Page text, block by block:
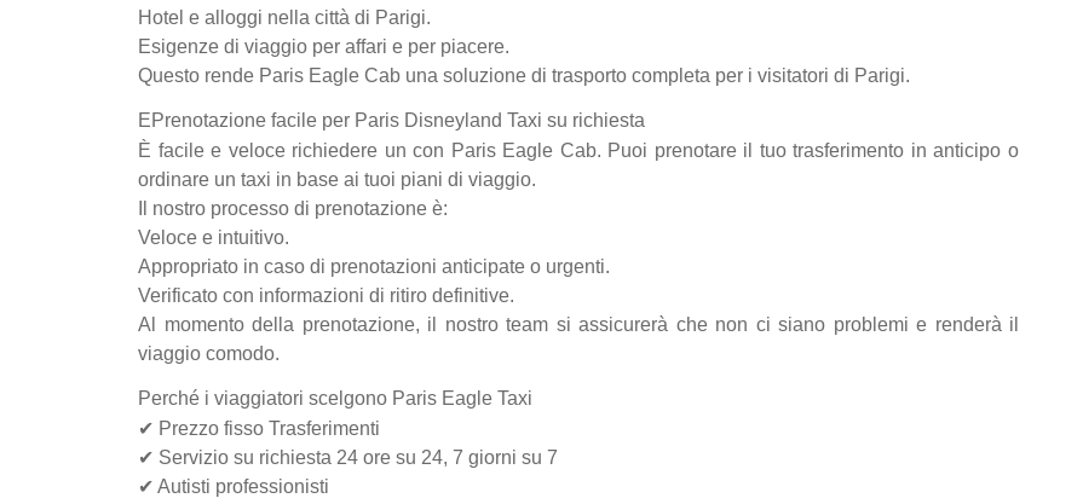
Hotel e alloggi nella città di Parigi.
Esigenze di viaggio per affari e per piacere.
Questo rende Paris Eagle Cab una soluzione di trasporto completa per i visitatori di Parigi.
EPrenotazione facile per Paris Disneyland Taxi su richiesta
È facile e veloce richiedere un con Paris Eagle Cab. Puoi prenotare il tuo trasferimento in anticipo o
ordinare un taxi in base ai tuoi piani di viaggio.
Il nostro processo di prenotazione è:
Veloce e intuitivo.
Appropriato in caso di prenotazioni anticipate o urgenti.
Verificato con informazioni di ritiro definitive.
Al momento della prenotazione, il nostro team si assicurerà che non ci siano problemi e renderà il
viaggio comodo.
Perché i viaggiatori scelgono Paris Eagle Taxi
✔ Prezzo fisso Trasferimenti
✔ Servizio su richiesta 24 ore su 24, 7 giorni su 7
✔ Autisti professionisti